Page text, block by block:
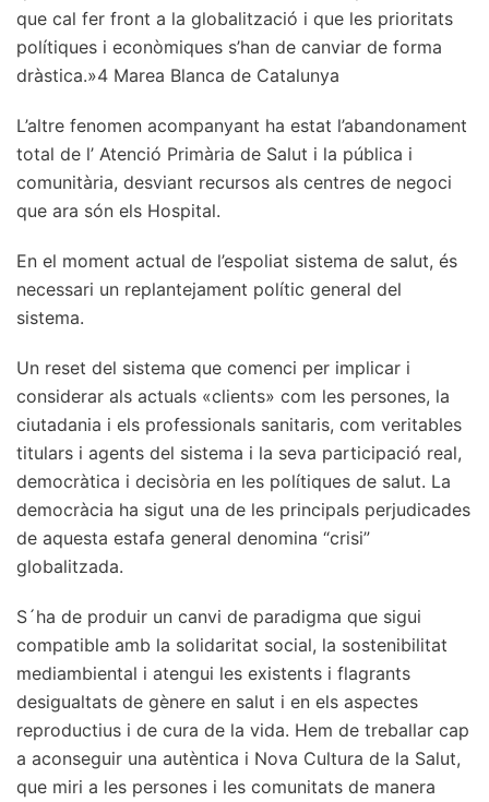
que cal fer front a la globalització i que les prioritats
polítiques i econòmiques s’han de canviar de forma
dràstica.»4 Marea Blanca de Catalunya
L’altre fenomen acompanyant ha estat l’abandonament
total de l’ Atenció Primària de Salut i la pública i
comunitària, desviant recursos als centres de negoci
que ara són els Hospital.
En el moment actual de l’espoliat sistema de salut, és
necessari un replantejament polític general del
sistema.
Un reset del sistema que comenci per implicar i
considerar als actuals «clients» com les persones, la
ciutadania i els professionals sanitaris, com veritables
titulars i agents del sistema i la seva participació real,
democràtica i decisòria en les polítiques de salut. La
democràcia ha sigut una de les principals perjudicades
de aquesta estafa general denomina “crisi”
globalitzada.
S´ha de produir un canvi de paradigma que sigui
compatible amb la solidaritat social, la sostenibilitat
mediambiental i atengui les existents i flagrants
desigualtats de gènere en salut i en els aspectes
reproductius i de cura de la vida. Hem de treballar cap
a aconseguir una autèntica i Nova Cultura de la Salut,
que miri a les persones i les comunitats de manera